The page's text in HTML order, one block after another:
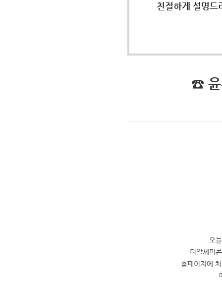
친절하게 설명드
☎ 윤
오
디알세미
홈페이지에